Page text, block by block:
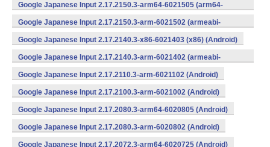
Google Japanese Input 2.17.2150.3-arm64-6021505 (arm64-
v8a) (Android)
Google Japanese Input 2.17.2150.3-arm-6021502 (armeabi-
v7a) (Android)
Google Japanese Input 2.17.2140.3-x86-6021403 (x86) (Android)
Google Japanese Input 2.17.2140.3-arm-6021402 (armeabi-
v7a) (Android)
Google Japanese Input 2.17.2110.3-arm-6021102 (Android)
Google Japanese Input 2.17.2100.3-arm-6021002 (Android)
Google Japanese Input 2.17.2080.3-arm64-6020805 (Android)
Google Japanese Input 2.17.2080.3-arm-6020802 (Android)
Google Japanese Input 2.17.2072.3-arm64-6020725 (Android)